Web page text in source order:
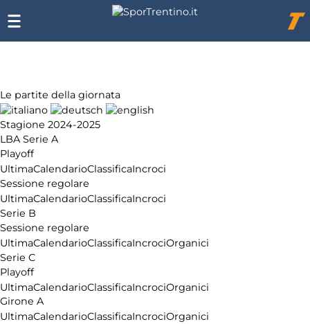
Le partite della giornata
Stagione 2024-2025
LBA Serie A
Playoff
UltimaCalendarioClassificaIncroci
Sessione regolare
UltimaCalendarioClassificaIncroci
Serie B
Sessione regolare
UltimaCalendarioClassificaIncrociOrganici
Serie C
Playoff
UltimaCalendarioClassificaIncrociOrganici
Girone A
UltimaCalendarioClassificaIncrociOrganici
Chi
siamo
Affiliazione